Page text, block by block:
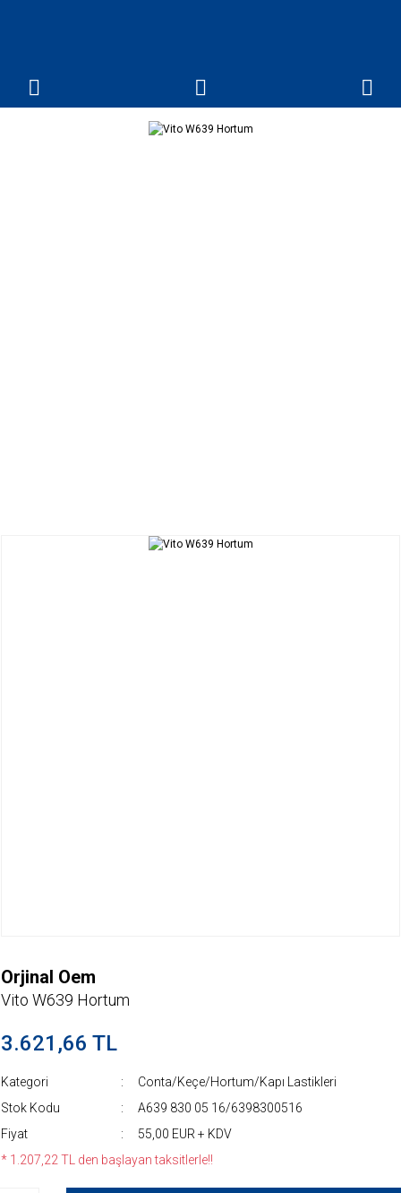
Orjinal Oem
Vito W639 Hortum
3.621,66 TL
Kategori
Conta/Keçe/Hortum/Kapı Lastikleri
Stok Kodu
A639 830 05 16/6398300516
Fiyat
55,00 EUR + KDV
* 1.207,22 TL den başlayan taksitlerle!!